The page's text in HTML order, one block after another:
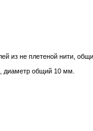
из не плетеной нити,
диаметр общий 10 мм.